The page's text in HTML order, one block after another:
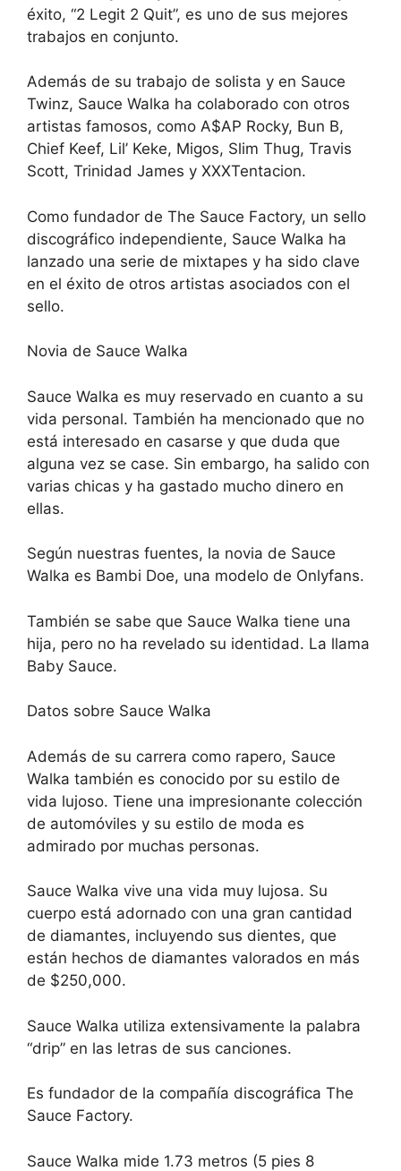
éxito, “2 Legit 2 Quit”, es uno de sus mejores
trabajos en conjunto.
Además de su trabajo de solista y en Sauce
Twinz, Sauce Walka ha colaborado con otros
artistas famosos, como A$AP Rocky, Bun B,
Chief Keef, Lil’ Keke, Migos, Slim Thug, Travis
Scott, Trinidad James y XXXTentacion.
Como fundador de The Sauce Factory, un sello
discográfico independiente, Sauce Walka ha
lanzado una serie de mixtapes y ha sido clave
en el éxito de otros artistas asociados con el
sello.
Novia de Sauce Walka
Sauce Walka es muy reservado en cuanto a su
vida personal. También ha mencionado que no
está interesado en casarse y que duda que
alguna vez se case. Sin embargo, ha salido con
varias chicas y ha gastado mucho dinero en
ellas.
Según nuestras fuentes, la novia de Sauce
Walka es Bambi Doe, una modelo de Onlyfans.
También se sabe que Sauce Walka tiene una
hija, pero no ha revelado su identidad. La llama
Baby Sauce.
Datos sobre Sauce Walka
Además de su carrera como rapero, Sauce
Walka también es conocido por su estilo de
vida lujoso. Tiene una impresionante colección
de automóviles y su estilo de moda es
admirado por muchas personas.
Sauce Walka vive una vida muy lujosa. Su
cuerpo está adornado con una gran cantidad
de diamantes, incluyendo sus dientes, que
están hechos de diamantes valorados en más
de $250,000.
Sauce Walka utiliza extensivamente la palabra
“drip” en las letras de sus canciones.
Es fundador de la compañía discográfica The
Sauce Factory.
Sauce Walka mide 1.73 metros (5 pies 8